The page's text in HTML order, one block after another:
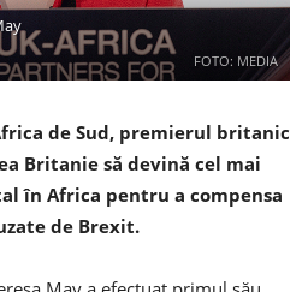
FOTO: MEDIA
de Sud, premierul britanic
Britanie să devină cel mai
în Africa pentru a compensa
de Brexit.